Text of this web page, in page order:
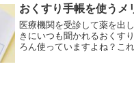
おくすり手帳を使うメ
医療機関を受診して薬を出
きにいつも聞かれるおくす
ろん使っていますよね？こ